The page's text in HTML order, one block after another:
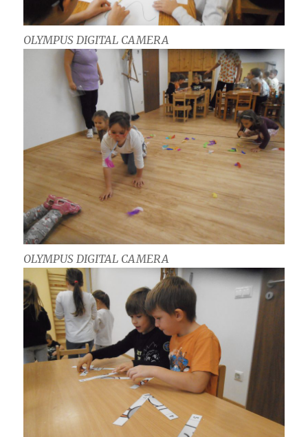
OLYMPUS DIGITAL CAMERA
OLYMPUS DIGITAL CAMERA